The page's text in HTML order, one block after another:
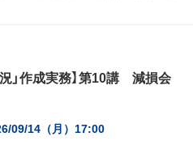
況」作成実務】第10講 減損会
09/14（月）17:00